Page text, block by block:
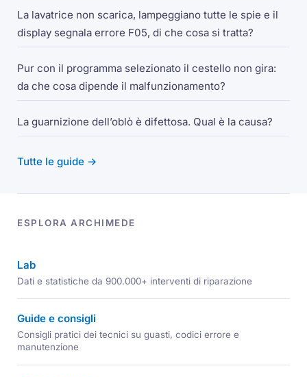
La lavatrice non scarica, lampeggiano tutte le spie e il
display segnala errore F05, di che cosa si tratta?
Pur con il programma selezionato il cestello non gira:
da che cosa dipende il malfunzionamento?
La guarnizione dell’oblò è difettosa. Qual è la causa?
Tutte le guide →
ESPLORA ARCHIMEDE
Lab
Dati e statistiche da 900.000+ interventi di riparazione
Guide e consigli
Consigli pratici dei tecnici su guasti, codici errore e
manutenzione